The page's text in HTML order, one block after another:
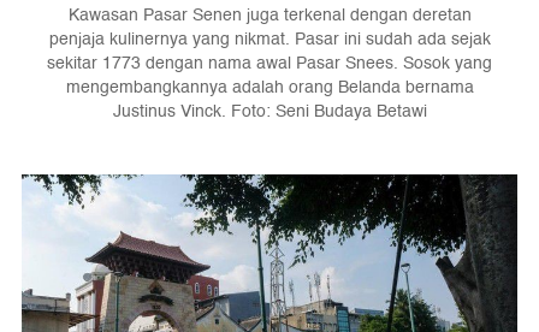
Kawasan Pasar Senen juga terkenal dengan deretan
penjaja kulinernya yang nikmat. Pasar ini sudah ada sejak
sekitar 1773 dengan nama awal Pasar Snees. Sosok yang
mengembangkannya adalah orang Belanda bernama
Justinus Vinck. Foto: Seni Budaya Betawi